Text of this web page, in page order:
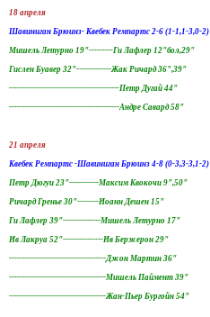
18 апреля
Шавиниган Брюинз- Квебек Ремпартс 2-6 (1-1,1-3,0-2)
Мишель Летурно 19"---------Ги Лафлер 12"бол,29"
Гислен Буавер 32"-------------Жак Ричард 36",39"
-----------------------------------------Петр Дугай 44"
-----------------------------------------Андре Савард 58"
21 апреля
Квебек Ремпартс -Шавиниган Брюинз 4-8 (0-3,3-3,1-2)
Петр Дюгуи 23"-----------Максим Квокочи 9",50"
Ричард Гренье 30"--------Иоанн Дешен 15"
Ги Лафлер 39"--------------Мишель Летурно 17"
Ив Лакруа 52"---------------Ив Бержерон 29"
------------------------------------Джон Мартин 36"
------------------------------------Мишель Паймент 39"
------------------------------------Жан-Пьер Бургойн 54"